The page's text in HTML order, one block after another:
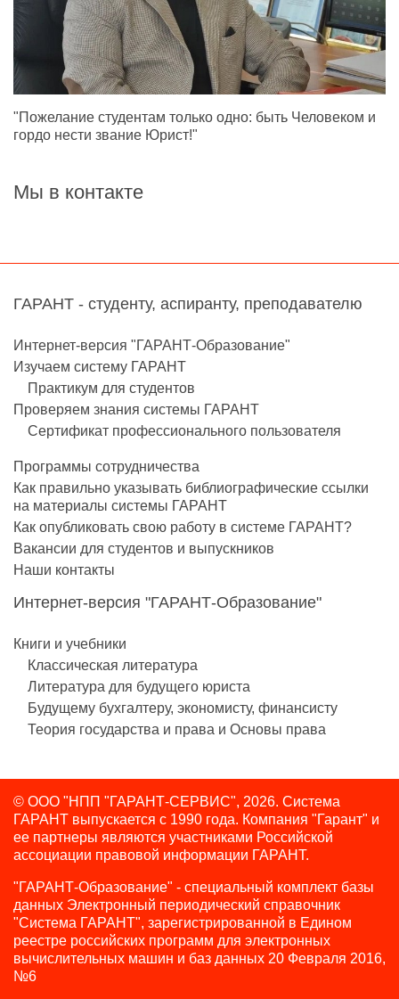
"Пожелание студентам только одно: быть Человеком и
гордо нести звание Юрист!"
Мы в контакте
ГАРАНТ - студенту, аспиранту, преподавателю
Интернет-версия "ГАРАНТ-Образование"
Изучаем систему ГАРАНТ
Практикум для студентов
Проверяем знания системы ГАРАНТ
Сертификат профессионального пользователя
Программы сотрудничества
Как правильно указывать библиографические ссылки
на материалы системы ГАРАНТ
Как опубликовать свою работу в системе ГАРАНТ?
Вакансии для студентов и выпускников
Наши контакты
Интернет-версия "ГАРАНТ-Образование"
Книги и учебники
Классическая литература
Литература для будущего юриста
Будущему бухгалтеру, экономисту, финансисту
Теория государства и права и Основы права
© ООО "НПП "ГАРАНТ-СЕРВИС", 2026. Система
ГАРАНТ выпускается с 1990 года. Компания "Гарант" и
ее партнеры являются участниками Российской
ассоциации правовой информации ГАРАНТ.
"ГАРАНТ-Образование" - специальный комплект базы
данных Электронный периодический справочник
"Система ГАРАНТ", зарегистрированной в Едином
реестре российских программ для электронных
вычислительных машин и баз данных 20 Февраля 2016,
№6